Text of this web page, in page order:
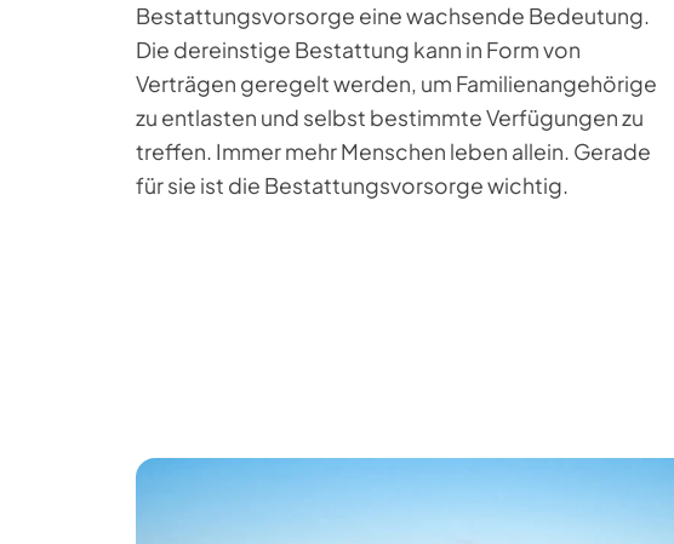
Bestattungsvorsorge eine wachsende Bedeutung.
Die dereinstige Bestattung kann in Form von
Verträgen geregelt werden, um Familienangehörige
zu entlasten und selbst bestimmte Verfügungen zu
treffen. Immer mehr Menschen leben allein. Gerade
für sie ist die Bestattungsvorsorge wichtig.